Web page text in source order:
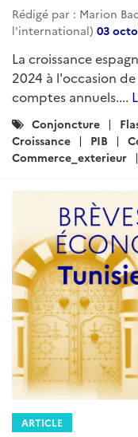
Rédigé par : Marion
l'international) 03
La croissance
2024 à l'occasion
comptes annuels....
Catégories
:
Conjoncture
Croissance
PIB
Commerce_exterieur
ARTICLE